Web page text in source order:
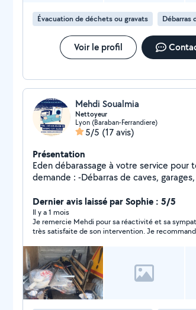
Évacuation de déchets ou gravats Débarras
Voir le profil
Mehdi Soualmia
Nettoyeur
Lyon (Baraban-Ferrandiere)
5/5 (17 avis)
Présentation
Eden débarassage à votre service pour
demande : -Débarras de caves,
Livraison de colis -
Dernier avis laissé par Sophie : 5/5
Il y a 1 mois
Je remercie Mehdi pour sa réactivité et sa
très satisfaite de son intervention. Je